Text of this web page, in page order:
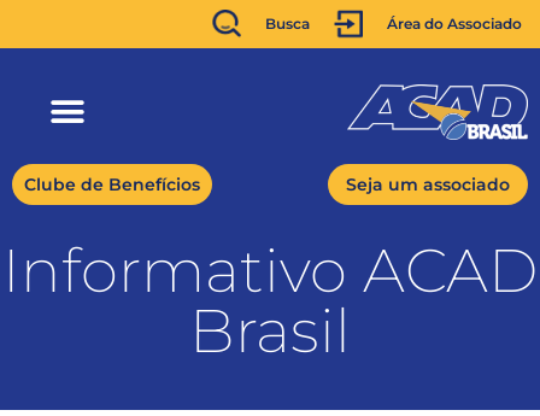
Busca Área do Associado
Clube de Benefícios Seja um associado
Informativo ACAD
Brasil